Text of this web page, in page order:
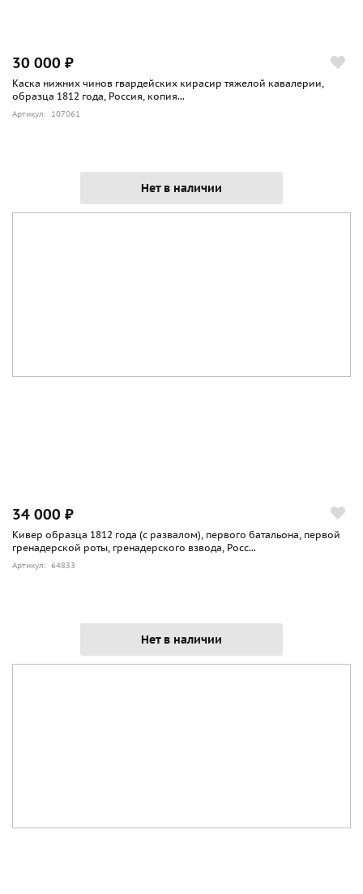
30 000 ₽
Каска нижних чинов гвардейских кирасир тяжелой кавалерии,
образца 1812 года, Россия, копия...
Артикул: 107061
Нет в наличии
34 000 ₽
Кивер образца 1812 года (с развалом), первого батальона, первой
гренадерской роты, гренадерского взвода, Росс...
Артикул: 64833
Нет в наличии